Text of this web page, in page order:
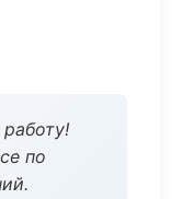
по